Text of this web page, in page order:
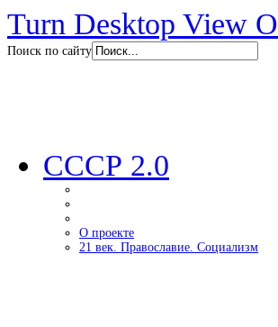
Turn Desktop View
Поиск по сайту
СССР 2.0
О проекте
21 век. Православие. Социализм